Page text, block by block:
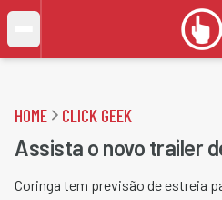
HOME CLICK GEEK
Assista o novo trailer
Coringa tem previsão de estreia